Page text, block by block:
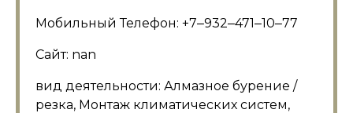
Мобильный Телефон: +7‒932‒471‒10‒77
Сайт: nan
вид деятельности: Алмазное бурение /
резка, Монтаж климатических систем,